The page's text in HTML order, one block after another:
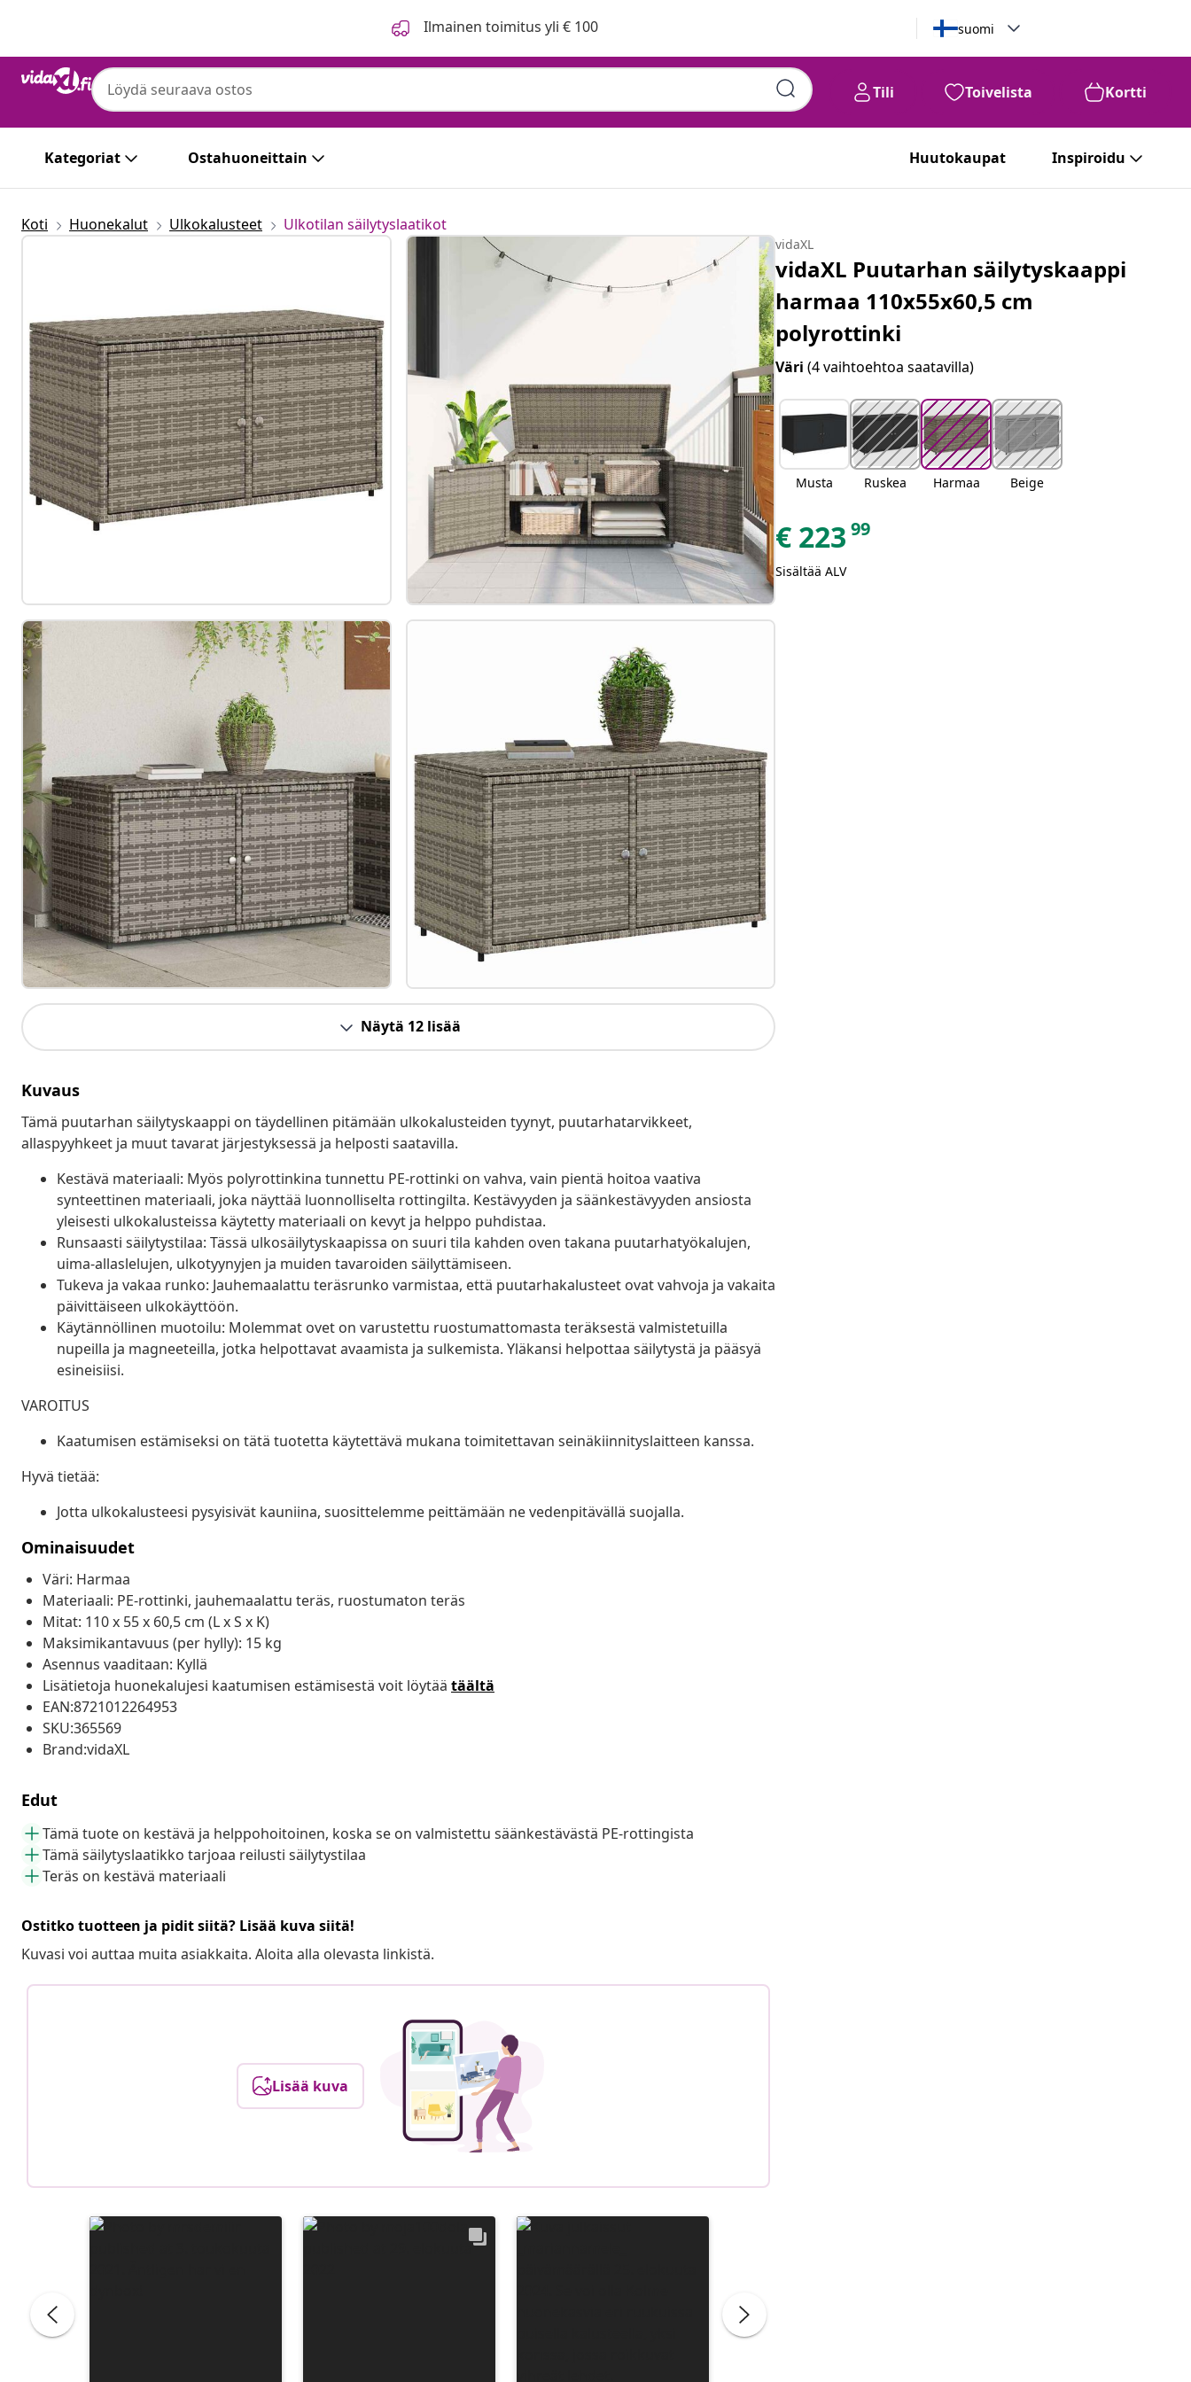
Ilmainen toimitus yli € 100 suomi
Tili Toivelista Kortti
Kategoriat Ostahuoneittain Huutokaupat Inspiroidu
vidaXL
vidaXL Puutarhan säilytyskaappi harmaa 110x55x60,5 cm
polyrottinki
223
Koti Huonekalut Ulkokalusteet Ulkotilan säilytyslaatikot
Näytä 12 lisää
Kuvaus
Tämä puutarhan säilytyskaappi on täydellinen pitämään ulkokalusteiden tyynyt, puutarhatarvikkeet,
allaspyyhkeet ja muut tavarat järjestyksessä ja helposti saatavilla.
Kestävä materiaali: Myös polyrottinkina tunnettu PE-rottinki on vahva, vain pientä hoitoa vaativa
synteettinen materiaali, joka näyttää luonnolliselta rottingilta. Kestävyyden ja säänkestävyyden ansiosta
yleisesti ulkokalusteissa käytetty materiaali on kevyt ja helppo puhdistaa.
Runsaasti säilytystilaa: Tässä ulkosäilytyskaapissa on suuri tila kahden oven takana puutarhatyökalujen,
uima-allaslelujen, ulkotyynyjen ja muiden tavaroiden säilyttämiseen.
Tukeva ja vakaa runko: Jauhemaalattu teräsrunko varmistaa, että puutarhakalusteet ovat vahvoja ja vakaita
päivittäiseen ulkokäyttöön.
Käytännöllinen muotoilu: Molemmat ovet on varustettu ruostumattomasta teräksestä valmistetuilla
nupeilla ja magneeteilla, jotka helpottavat avaamista ja sulkemista. Yläkansi helpottaa säilytystä ja pääsyä
esineisiisi.
VAROITUS
Kaatumisen estämiseksi on tätä tuotetta käytettävä mukana toimitettavan seinäkiinnityslaitteen kanssa.
Hyvä tietää:
Jotta ulkokalusteesi pysyisivät kauniina, suosittelemme peittämään ne vedenpitävällä suojalla.
Ominaisuudet
Väri: Harmaa
Materiaali: PE-rottinki, jauhemaalattu teräs, ruostumaton teräs
Mitat: 110 x 55 x 60,5 cm (L x S x K)
Maksimikantavuus (per hylly): 15 kg
Asennus vaaditaan: Kyllä
Lisätietoja huonekalujesi kaatumisen estämisestä voit löytää täältä
EAN:8721012264953
SKU:365569
Brand:vidaXL
Edut
Tämä tuote on kestävä ja helppohoitoinen, koska se on valmistettu säänkestävästä PE-rottingista
Tämä säilytyslaatikko tarjoaa reilusti säilytystilaa
Teräs on kestävä materiaali
Ostitko tuotteen ja pidit siitä? Lisää kuva siitä!
Kuvasi voi auttaa muita asiakkaita. Aloita alla olevasta linkistä.
Lisää kuva
vidaXL
vidaXL Puutarhan säilytyskaappi
harmaa 110x55x60,5 cm
polyrottinki
Väri(4 vaihtoehtoa saatavilla)
Musta Ruskea Harmaa Beige
€ 223 99
Sisältää ALV